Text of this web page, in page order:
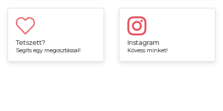
Tetszett?
Segíts egy megosztással!
Instagram
Kövess minket!